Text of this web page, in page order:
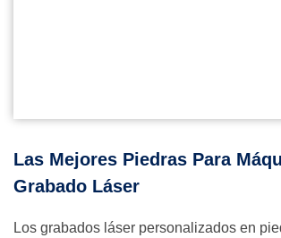
Las Mejores Piedras Para
Grabado Láser
Los grabados láser personalizados en